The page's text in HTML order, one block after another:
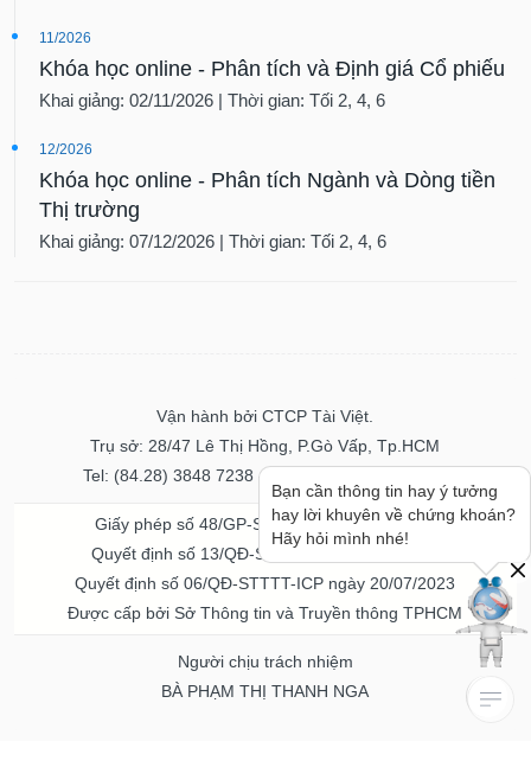
11/2026
Khóa học online - Phân tích và Định giá Cổ phiếu
Khai giảng: 02/11/2026 | Thời gian: Tối 2, 4, 6
12/2026
Khóa học online - Phân tích Ngành và Dòng tiền
Thị trường
Khai giảng: 07/12/2026 | Thời gian: Tối 2, 4, 6
Vận hành bởi CTCP Tài Việt.
Trụ sở: 28/47 Lê Thị Hồng, P.Gò Vấp, Tp.HCM
Tel: (84.28) 3848 7238 - Fax: (84.28) 3848 7237
Giấy phép số 48/GP-STTTT ngày 04/11/2016
Quyết định số 13/QĐ-STTTT ngày 02/11/2017
Quyết định số 06/QĐ-STTTT-ICP ngày 20/07/2023
Được cấp bởi Sở Thông tin và Truyền thông TPHCM
Người chịu trách nhiệm
BÀ PHẠM THỊ THANH NGA
Bạn cần thông tin hay ý tưởng
hay lời khuyên về chứng khoán?
Hãy hỏi mình nhé!